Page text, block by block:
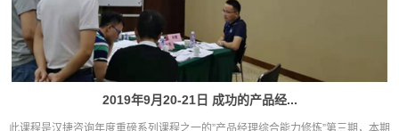
2019年9月20-21日 成功的产品经...
此课程是汉捷咨询年度重磅系列课程之一的”产品经理综合能力修炼”第三期，本期